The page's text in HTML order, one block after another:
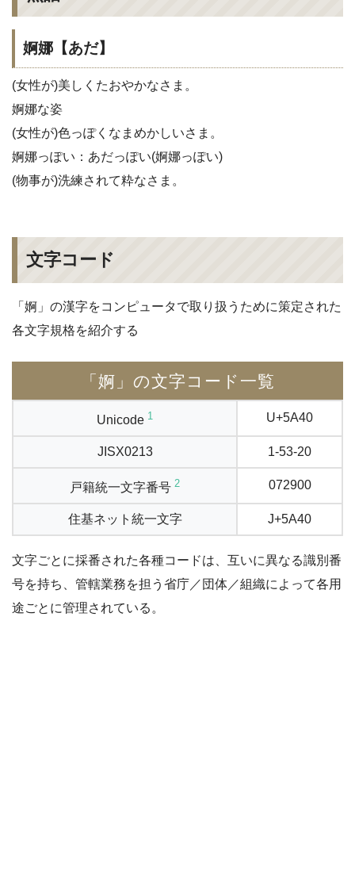
婀娜【あだ】
(女性が)美しくたおやかなさま。
婀娜な姿
(女性が)色っぽくなまめかしいさま。
婀娜っぽい：あだっぽい(婀娜っぽい)
(物事が)洗練されて粋なさま。
文字コード
「婀」の漢字をコンピュータで取り扱うために策定された
各文字規格を紹介する
「婀」の文字コード一覧
Unicode 1 U+5A40
JISX0213 1-53-20
戸籍統一文字番号 2 072900
住基ネット統一文字 J+5A40
文字ごとに採番された各種コードは、互いに異なる識別番
号を持ち、管轄業務を担う省庁／団体／組織によって各用
途ごとに管理されている。